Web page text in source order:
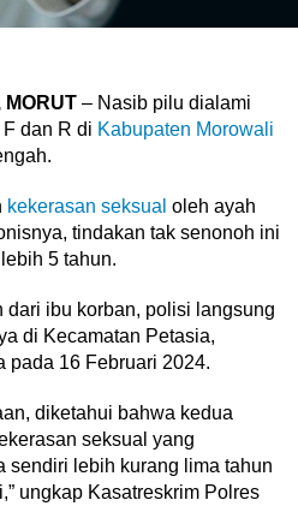
MORUT – Nasib pilu dialami
dan R di Kabupaten Morowali
kekerasan seksual oleh ayah
tindakan tak senonoh ini
5 tahun.
dari ibu korban, polisi langsung
di Kecamatan Petasia,
pada 16 Februari 2024.
diketahui bahwa kedua
seksual yang
sendiri lebih kurang lima tahun
ungkap Kasatreskrim Polres